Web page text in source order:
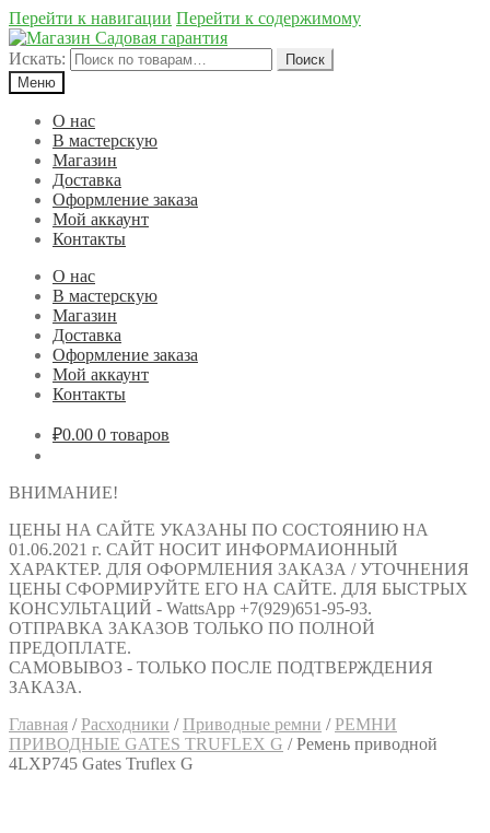
Перейти к навигации Перейти к содержимому
Искать:
Поиск
Меню
О нас
В мастерскую
Магазин
Доставка
Оформление заказа
Мой аккаунт
Контакты
О нас
В мастерскую
Магазин
Доставка
Оформление заказа
Мой аккаунт
Контакты
₽0.00 0 товаров
ВНИМАНИЕ!
ЦЕНЫ НА САЙТЕ УКАЗАНЫ ПО СОСТОЯНИЮ НА
01.06.2021 г. САЙТ НОСИТ ИНФОРМАИОННЫЙ
ХАРАКТЕР. ДЛЯ ОФОРМЛЕНИЯ ЗАКАЗА / УТОЧНЕНИЯ
ЦЕНЫ СФОРМИРУЙТЕ ЕГО НА САЙТЕ. ДЛЯ БЫСТРЫХ
КОНСУЛЬТАЦИЙ - WattsApp +7(929)651-95-93.
ОТПРАВКА ЗАКАЗОВ ТОЛЬКО ПО ПОЛНОЙ
ПРЕДОПЛАТЕ.
САМОВЫВОЗ - ТОЛЬКО ПОСЛЕ ПОДТВЕРЖДЕНИЯ
ЗАКАЗА.
Главная / Расходники / Приводные ремни / РЕМНИ
ПРИВОДНЫЕ GATES TRUFLEX G /Ремень приводной
4LXP745 Gates Truflex G